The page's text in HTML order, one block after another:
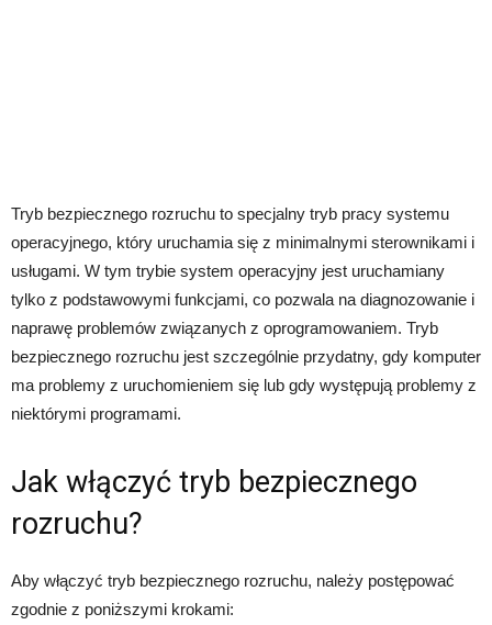
Tryb bezpiecznego rozruchu to specjalny tryb pracy systemu
operacyjnego, który uruchamia się z minimalnymi sterownikami i
usługami. W tym trybie system operacyjny jest uruchamiany
tylko z podstawowymi funkcjami, co pozwala na diagnozowanie i
naprawę problemów związanych z oprogramowaniem. Tryb
bezpiecznego rozruchu jest szczególnie przydatny, gdy komputer
ma problemy z uruchomieniem się lub gdy występują problemy z
niektórymi programami.
Jak włączyć tryb bezpiecznego
rozruchu?
Aby włączyć tryb bezpiecznego rozruchu, należy postępować
zgodnie z poniższymi krokami: